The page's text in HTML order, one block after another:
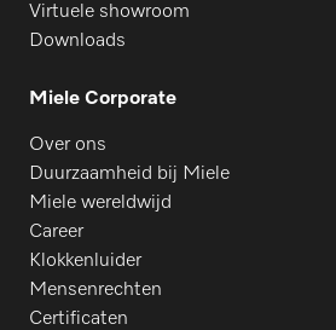
Virtuele showroom
Downloads
Miele Corporate
Over ons
Duurzaamheid bij Miele
Miele wereldwijd
Career
Klokkenluider
Mensenrechten
Certificaten